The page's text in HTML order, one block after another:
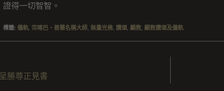
證得一切智智。
標籤: 儀軌, 宗喀巴・善慧名稱大師 無量光佛, 讚頌 顯教, 顯教讚頌及儀軌
勝尊正見書